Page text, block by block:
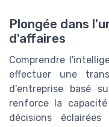
Plongée dans
d'affaires
Comprendre
effectuer une
d'entreprise basé
renforce la
décisions